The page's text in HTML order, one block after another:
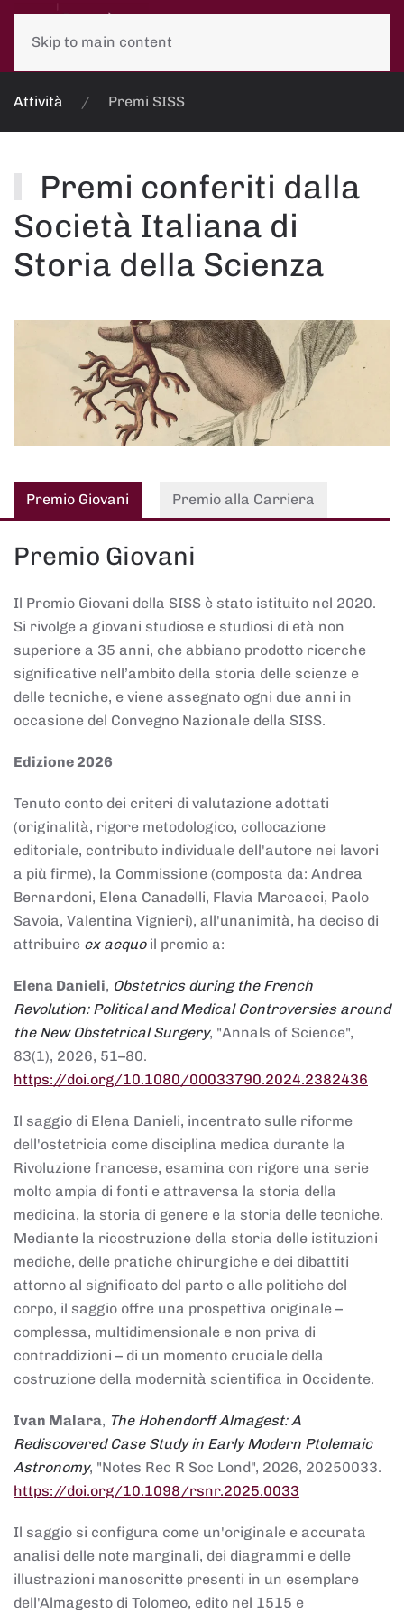
Skip to main content
Attività Premi SISS
Premi conferiti dalla
Società Italiana di
Storia della Scienza
Premio Giovani Premio alla Carriera
Premio Giovani
Il Premio Giovani della SISS è stato istituito nel 2020.
Si rivolge a giovani studiose e studiosi di età non
superiore a 35 anni, che abbiano prodotto ricerche
significative nell’ambito della storia delle scienze e
delle tecniche, e viene assegnato ogni due anni in
occasione del Convegno Nazionale della SISS.
Edizione 2026
Tenuto conto dei criteri di valutazione adottati
(originalità, rigore metodologico, collocazione
editoriale, contributo individuale dell'autore nei lavori
a più firme), la Commissione (composta da: Andrea
Bernardoni, Elena Canadelli, Flavia Marcacci, Paolo
Savoia, Valentina Vignieri), all'unanimità, ha deciso di
attribuire ex aequoil premio a:
Elena Danieli, Obstetrics during the French
Revolution: Political and Medical Controversies around
the New Obstetrical Surgery, "Annals of Science",
83(1), 2026, 51–80.
https://doi.org/10.1080/00033790.2024.2382436
Il saggio di Elena Danieli, incentrato sulle riforme
dell'ostetricia come disciplina medica durante la
Rivoluzione francese, esamina con rigore una serie
molto ampia di fonti e attraversa la storia della
medicina, la storia di genere e la storia delle tecniche.
Mediante la ricostruzione della storia delle istituzioni
mediche, delle pratiche chirurgiche e dei dibattiti
attorno al significato del parto e alle politiche del
corpo, il saggio offre una prospettiva originale –
complessa, multidimensionale e non priva di
contraddizioni – di un momento cruciale della
costruzione della modernità scientifica in Occidente.
Ivan Malara, The Hohendorff Almagest: A
Rediscovered Case Study in Early Modern Ptolemaic
Astronomy, "Notes Rec R Soc Lond", 2026, 20250033.
https://doi.org/10.1098/rsnr.2025.0033
Il saggio si configura come un'originale e accurata
analisi delle note marginali, dei diagrammi e delle
illustrazioni manoscritte presenti in un esemplare
dell'Almagesto di Tolomeo, edito nel 1515 e